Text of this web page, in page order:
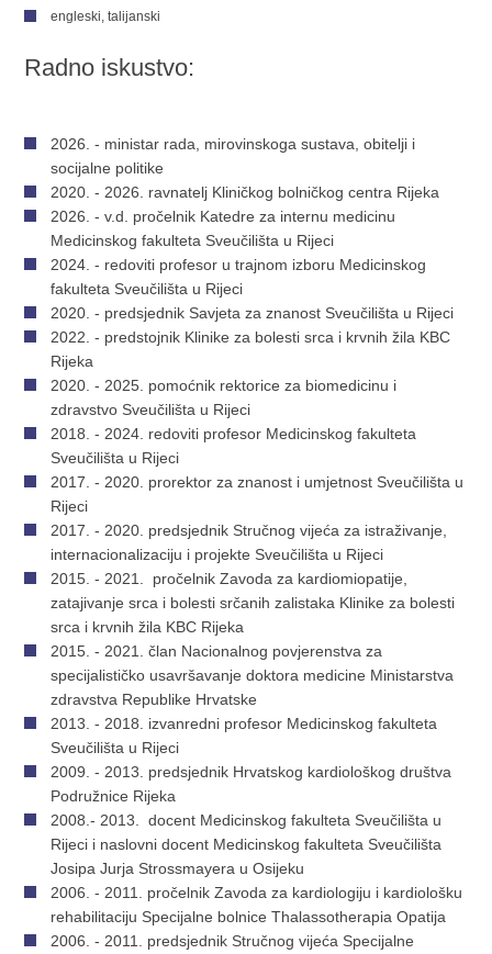
engleski, talijanski
Radno iskustvo:
2026. - ministar rada, mirovinskoga sustava, obitelji i
socijalne politike
2020. - 2026. ravnatelj Kliničkog bolničkog centra Rijeka
2026. - v.d. pročelnik Katedre za internu medicinu
Medicinskog fakulteta Sveučilišta u Rijeci
2024. - redoviti profesor u trajnom izboru Medicinskog
fakulteta Sveučilišta u Rijeci
2020. - predsjednik Savjeta za znanost Sveučilišta u Rijeci
2022. - predstojnik Klinike za bolesti srca i krvnih žila KBC
Rijeka
2020. - 2025. pomoćnik rektorice za biomedicinu i
zdravstvo Sveučilišta u Rijeci
2018. - 2024. redoviti profesor Medicinskog fakulteta
Sveučilišta u Rijeci
2017. - 2020. prorektor za znanost i umjetnost Sveučilišta u
Rijeci
2017. - 2020. predsjednik Stručnog vijeća za istraživanje,
internacionalizaciju i projekte Sveučilišta u Rijeci
2015. - 2021. pročelnik Zavoda za kardiomiopatije,
zatajivanje srca i bolesti srčanih zalistaka Klinike za bolesti
srca i krvnih žila KBC Rijeka
2015. - 2021. član Nacionalnog povjerenstva za
specijalističko usavršavanje doktora medicine Ministarstva
zdravstva Republike Hrvatske
2013. - 2018. izvanredni profesor Medicinskog fakulteta
Sveučilišta u Rijeci
2009. - 2013. predsjednik Hrvatskog kardiološkog društva
Podružnice Rijeka
2008.- 2013. docent Medicinskog fakulteta Sveučilišta u
Rijeci i naslovni docent Medicinskog fakulteta Sveučilišta
Josipa Jurja Strossmayera u Osijeku
2006. - 2011. pročelnik Zavoda za kardiologiju i kardiološku
rehabilitaciju Specijalne bolnice Thalassotherapia Opatija
2006. - 2011. predsjednik Stručnog vijeća Specijalne